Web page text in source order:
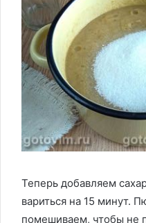
Теперь добавляем
вариться на 15 минут.
помешиваем, чтобы не